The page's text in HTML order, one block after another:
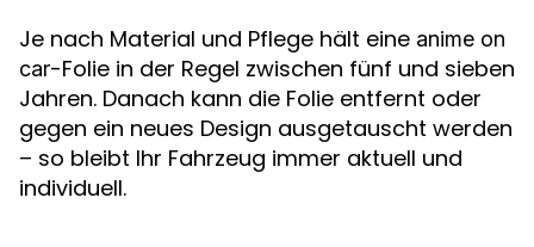
Je nach Material und Pflege hält eine anime on
car-Folie in der Regel zwischen fünf und sieben
Jahren. Danach kann die Folie entfernt oder
gegen ein neues Design ausgetauscht werden
– so bleibt Ihr Fahrzeug immer aktuell und
individuell.